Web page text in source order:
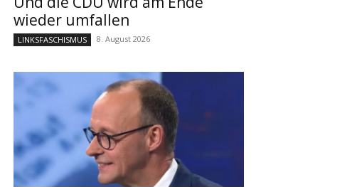
wieder umfallen
LINKSFASCHISMUS 8. August 2026